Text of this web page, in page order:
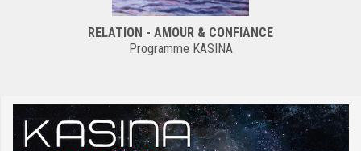
RELATION - AMOUR & CONFIANCE
Programme KASINA